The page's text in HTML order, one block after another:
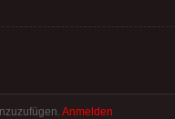
Anmelden